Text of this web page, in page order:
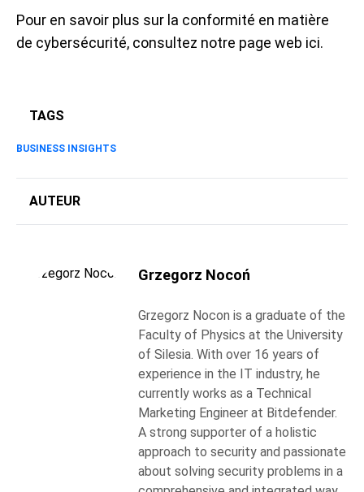
Pour en savoir plus sur la conformité en matière
de cybersécurité, consultez notre page web ici.
TAGS
BUSINESS INSIGHTS
AUTEUR
Grzegorz Nocoń
Grzegorz Nocon is a graduate of the
Faculty of Physics at the University
of Silesia. With over 16 years of
experience in the IT industry, he
currently works as a Technical
Marketing Engineer at Bitdefender.
A strong supporter of a holistic
approach to security and passionate
about solving security problems in a